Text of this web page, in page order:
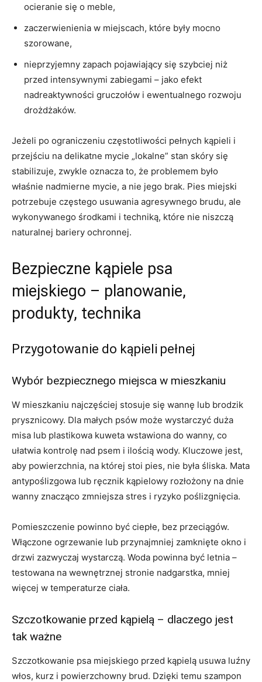
ocieranie się o meble,
zaczerwienienia w miejscach, które były mocno
szorowane,
nieprzyjemny zapach pojawiający się szybciej niż
przed intensywnymi zabiegami – jako efekt
nadreaktywności gruczołów i ewentualnego rozwoju
drożdżaków.
Jeżeli po ograniczeniu częstotliwości pełnych kąpieli i
przejściu na delikatne mycie „lokalne” stan skóry się
stabilizuje, zwykle oznacza to, że problemem było
właśnie nadmierne mycie, a nie jego brak. Pies miejski
potrzebuje częstego usuwania agresywnego brudu, ale
wykonywanego środkami i techniką, które nie niszczą
naturalnej bariery ochronnej.
Bezpieczne kąpiele psa
miejskiego – planowanie,
produkty, technika
Przygotowanie do kąpieli pełnej
Wybór bezpiecznego miejsca w mieszkaniu
W mieszkaniu najczęściej stosuje się wannę lub brodzik
prysznicowy. Dla małych psów może wystarczyć duża
misa lub plastikowa kuweta wstawiona do wanny, co
ułatwia kontrolę nad psem i ilością wody. Kluczowe jest,
aby powierzchnia, na której stoi pies, nie była śliska. Mata
antypoślizgowa lub ręcznik kąpielowy rozłożony na dnie
wanny znacząco zmniejsza stres i ryzyko poślizgnięcia.
Pomieszczenie powinno być ciepłe, bez przeciągów.
Włączone ogrzewanie lub przynajmniej zamknięte okno i
drzwi zazwyczaj wystarczą. Woda powinna być letnia –
testowana na wewnętrznej stronie nadgarstka, mniej
więcej w temperaturze ciała.
Szczotkowanie przed kąpielą – dlaczego jest
tak ważne
Szczotkowanie psa miejskiego przed kąpielą usuwa luźny
włos, kurz i powierzchowny brud. Dzięki temu szampon